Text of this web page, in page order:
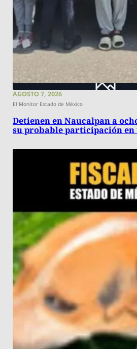
AGOSTO 7, 2026
El Monitor Estado de México
Detienen en Naucalpan a
su probable participación